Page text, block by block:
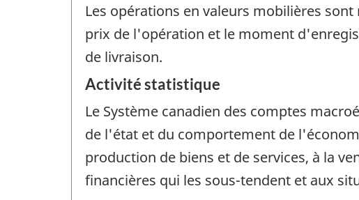
Les opérations en valeurs mobilières
prix de l'opération et le moment
de livraison.
Activité statistique
Le Système canadien des comptes
de l'état et du comportement de
production de biens et de services, à la
financières qui les sous-tendent et aux